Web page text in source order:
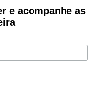
e acompanhe as